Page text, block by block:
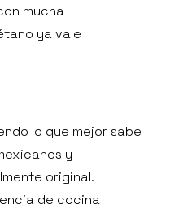
mucha
ya vale
lo que mejor sabe
y
original.
de cocina